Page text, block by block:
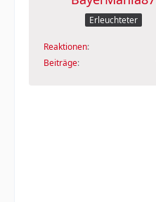
Erleuchteter
Reaktionen
Beiträge